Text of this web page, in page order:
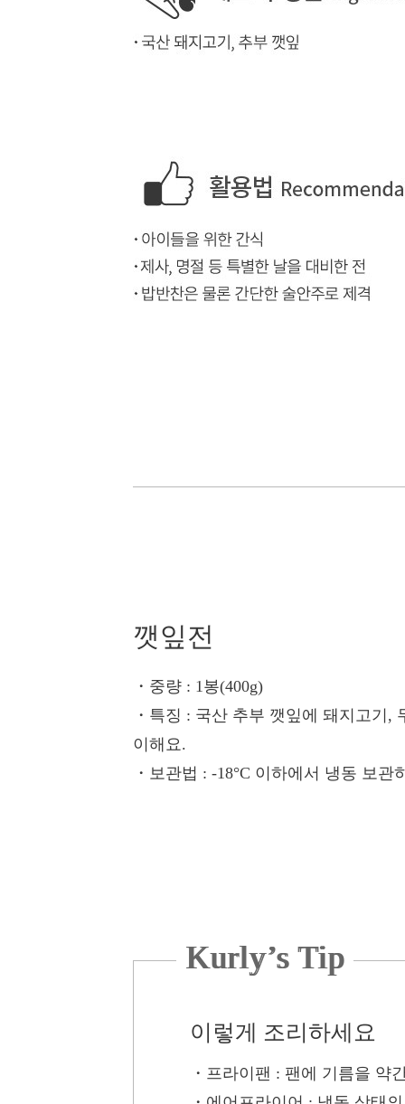
깻잎전
・중량 : 1봉(400g)
・특징 : 국산 추부 깻잎에 돼지고기,
이해요.
・보관법 : -18°C 이하에서 냉동 보
Kurly’s Tip
이렇게 조리하세요
・프라이팬 : 팬에 기름을 약